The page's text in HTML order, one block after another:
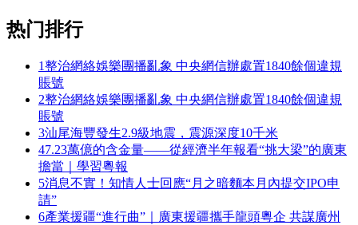
热门排行
1整治網絡娛樂團播亂象 中央網信辦處置1840餘個違規
賬號
2整治網絡娛樂團播亂象 中央網信辦處置1840餘個違規
賬號
3汕尾海豐發生2.9級地震，震源深度10千米
47.23萬億的含金量——從經濟半年報看“挑大梁”的廣東
擔當｜學習粵報
5消息不實！知情人士回應“月之暗麵本月內提交IPO申
請”
6產業援疆“進行曲”｜廣東援疆攜手龍頭粵企 共謀廣州